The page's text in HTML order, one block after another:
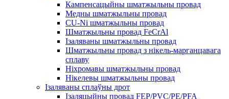
Кампенсацыйны шматжыльны провад
Медны шматжыльны провад
CU-Ni шматжыльны провад
Шматжыльны провад FeCrAl
Ізаляваны шматжыльны провад
Шматжыльны провад з нікель-марганцавага
сплаву
Ніхромавы шматжыльны провад
Нікелевы шматжыльны провад
Ізаляваны сплаўны дрот
Ізаляцыйны провад FEP/PVC/PE/PFA